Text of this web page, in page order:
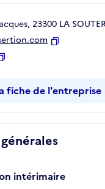
intérimaire
23300 LA
fiche de l'entreprise